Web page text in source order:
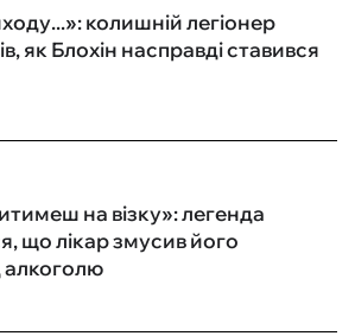
колишній легіонер
як Блохін насправді ставився
на візку»: легенда
що лікар змусив його
алкоголю